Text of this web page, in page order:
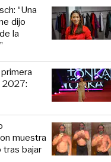
“Una
dijo
la
2027:
muestra
tras bajar